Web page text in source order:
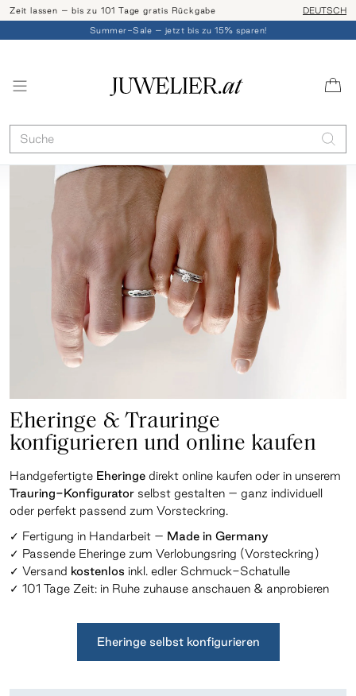
Zeit lassen – bis zu 101 Tage gratis Rückgabe Ringgröße
DEUTSCH
Summer-Sale – jetzt bis zu 15% sparen!
Eheringe & Trauringe
konfigurieren und online kaufen
Handgefertigte Eheringe direkt online kaufen oder in unserem
Trauring-Konfigurator selbst gestalten – ganz individuell
oder perfekt passend zum Vorsteckring.
✓ Fertigung in Handarbeit – Made in Germany
✓ Passende Eheringe zum Verlobungsring (Vorsteckring)
✓ Versand kostenlos inkl. edler Schmuck-Schatulle
✓ 101 Tage Zeit: in Ruhe zuhause anschauen & anprobieren
Eheringe selbst konfigurieren